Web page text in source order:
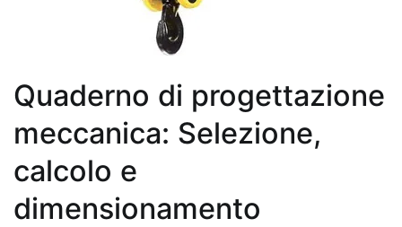
Quaderno di progettazione
meccanica: Selezione,
calcolo e
dimensionamento